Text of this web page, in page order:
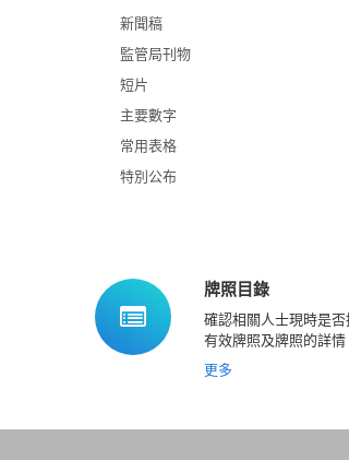
新聞稿
監管局刊物
短片
主要數字
常用表格
特別公布
牌照目錄
確認相關人士現時是
有效牌照及牌照的詳情
更多